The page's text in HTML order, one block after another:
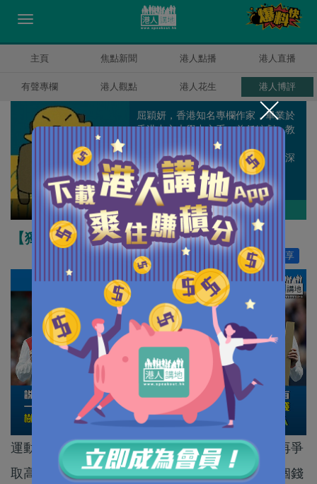
主頁 焦點新聞 港人點播 港人直播
有聲專欄 港人觀點 港人花生 港人博評
屈穎妍
屈穎妍，香港知名專欄作家，畢業於
香港中文大學中文系，曾任編劇、教
師、記者、周刊副總編輯和雜誌顧
問，著有《怪獸家長》一書，文章深
受港爸港媽歡迎。
作者其他博評
【獨家文章】為什麼要成為別人的牛馬？
分享
86
運動的初心，從來都是強身健體，再挑戰自我，再爭
取高峰，然而，現實從來都是，拼到最後都是一個錢